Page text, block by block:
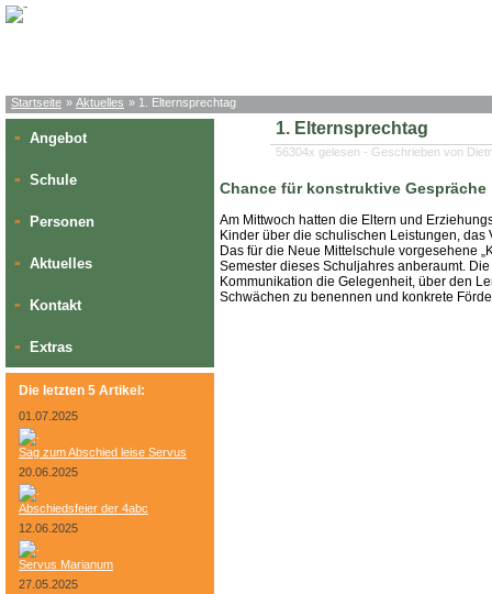
Startseite » Aktuelles » 1. Elternsprechtag
» Angebot
» Schule
» Personen
» Aktuelles
» Kontakt
» Extras
Die letzten 5 Artikel:
01.07.2025
Sag zum Abschied leise Servus
20.06.2025
Abschiedsfeier der 4abc
12.06.2025
Servus Marianum
27.05.2025
1. Elternsprechtag
56304x gelesen - Geschrieben von
Chance für konstruktive Gespräche
Am Mittwoch hatten die Eltern und
Kinder über die schulischen Leistungen,
Das für die Neue Mittelschule vorgesehene
Semester dieses Schuljahres anberaumt.
Kommunikation die Gelegenheit, über den
Schwächen zu benennen und konkrete